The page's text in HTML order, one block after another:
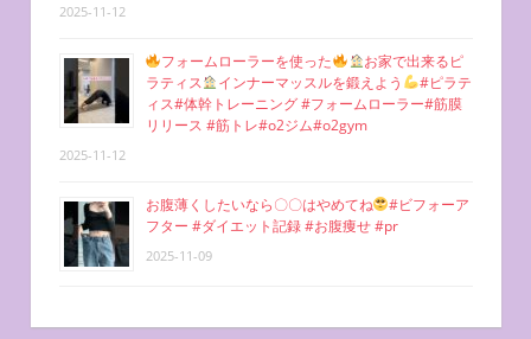
2025-11-12
フォームローラーを使った
お家で出来るピ
ラティス
インナーマッスルを鍛えよう
#ピラテ
ィス#体幹トレーニング #フォームローラー#筋膜
リリース #筋トレ#o2ジム#o2gym
2025-11-12
お腹薄くしたいなら〇〇はやめてね
#ビフォーア
フター #ダイエット記録 #お腹痩せ #pr
2025-11-09